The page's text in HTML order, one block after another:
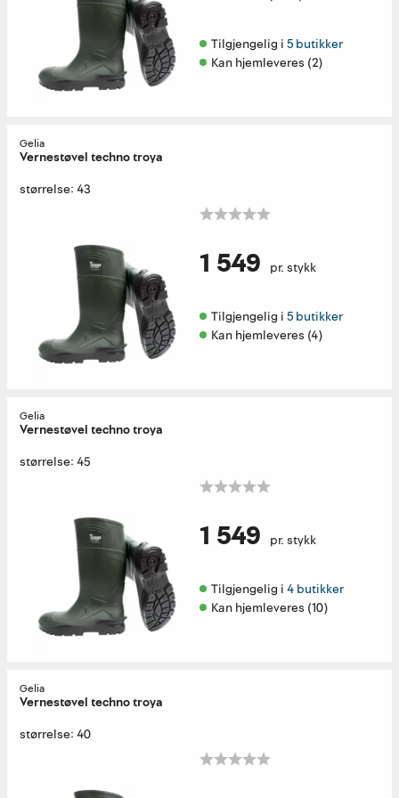
Tilgjengelig i 5 butikker
Kan hjemleveres (2)
Gelia
Vernestøvel techno troya
størrelse: 43
1 549 pr. stykk
Tilgjengelig i 5 butikker
Kan hjemleveres (4)
Gelia
Vernestøvel techno troya
størrelse: 45
1 549 pr. stykk
Tilgjengelig i 4 butikker
Kan hjemleveres (10)
Gelia
Vernestøvel techno troya
størrelse: 40